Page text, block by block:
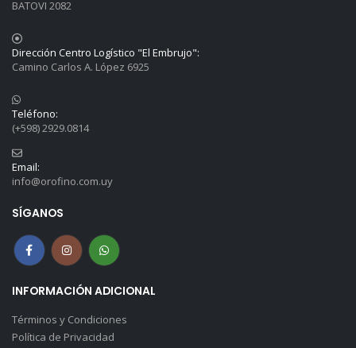
BATOVI 2082
Dirección Centro Logístico "El Embrujo":
Camino Carlos A. López 6925
Teléfono:
(+598) 2929.0814
Email:
info@orofino.com.uy
SÍGANOS
INFORMACIÓN ADICIONAL
Términos y Condiciones
Política de Privacidad